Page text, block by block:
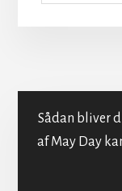
Sådan bliver
af May Day